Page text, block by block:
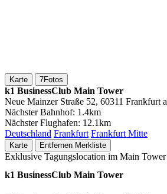
Karte 7Fotos
k1 BusinessClub Main Tower
Neue Mainzer Straße 52, 60311 Frankfurt
Nächster Bahnhof: 1.4km
Nächster Flughafen: 12.1km
Deutschland Frankfurt Frankfurt Mitte
Karte Entfernen Merkliste
Exklusive Tagungslocation im Main
k1 BusinessClub Main Tower